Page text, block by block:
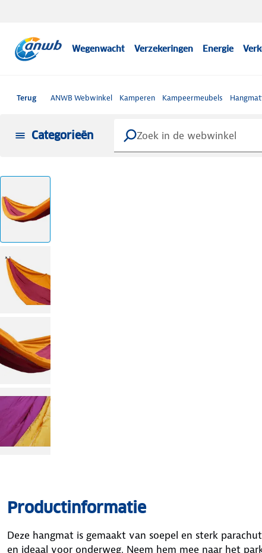
Wegenwacht Verzekeringen Energie
Terug ANWB Webwinkel Kamperen Kampeermeubels
Categorieën
Productinformatie
Deze hangmat is gemaakt van soepel en sterk
en ideaal voor onderweg. Neem hem mee naar het